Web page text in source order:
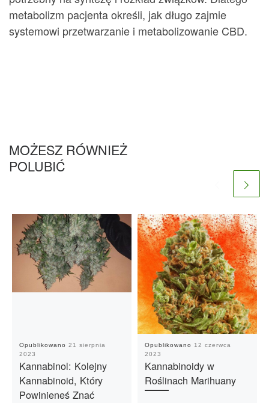
metabolizm pacjenta określi, jak długo zajmie
systemowi przetwarzanie i metabolizowanie CBD.
MOŻESZ RÓWNIEŻ
POLUBIĆ
Opublikowano 21 sierpnia
2023
Kannabinol: Kolejny
Kannabinoid, Który
Powinieneś Znać
Opublikowano
12 czerwca
2023
Kannabinoidy w
Roślinach Marihuany